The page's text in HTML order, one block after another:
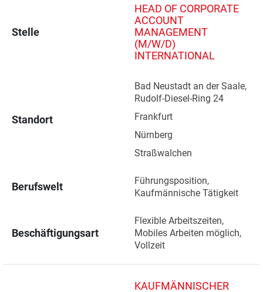
Stelle
HEAD OF CORPORATE
ACCOUNT
MANAGEMENT
(M/W/D)
INTERNATIONAL
Standort
Bad Neustadt an der Saale,
Rudolf-Diesel-Ring 24
Frankfurt
Nürnberg
Straßwalchen
Berufswelt
Führungsposition,
Kaufmännische Tätigkeit
Beschäftigungsart
Flexible Arbeitszeiten,
Mobiles Arbeiten möglich,
Vollzeit
KAUFMÄNNISCHER